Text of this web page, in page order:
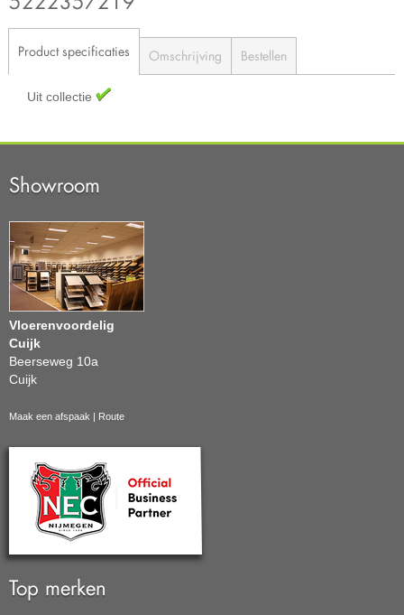
Product specificaties Omschrijving Bestellen
Uit collectie
Showroom
Vloerenvoordelig
Cuijk
Beerseweg 10a
Cuijk
Maak een afspaak Route
Top merken